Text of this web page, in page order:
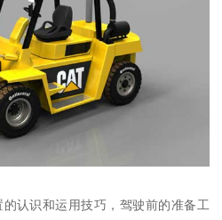
认识和运用技巧，驾驶前的准备工